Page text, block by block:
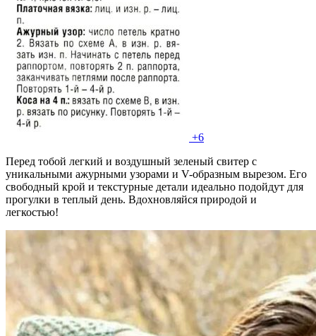
+6
Перед тобой легкий и воздушный зеленый свитер с
уникальными ажурными узорами и V-образным вырезом. Его
свободный крой и текстурные детали идеально подойдут для
прогулки в теплый день. Вдохновляйся природой и
легкостью!